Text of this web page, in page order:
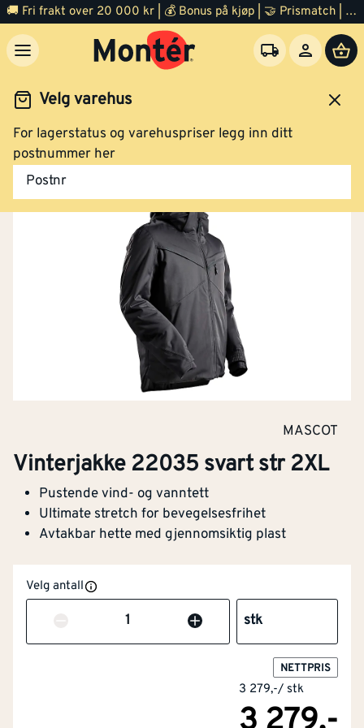
🚚 Fri frakt over 20 000 kr | 💰 Bonus på kjøp | 🤝 Prismatch | ⭐ 100% fornøyd garanti | 🏪 140 byggevarehus
Velg varehus
For lagerstatus og varehuspriser legg inn ditt
postnummer her
Postnr
og verneutstyr
MASCOT
Vinterjakke 22035 svart str 2XL
Pustende vind- og vanntett
Ultimate stretch for bevegelsesfrihet
Avtakbar hette med gjennomsiktig plast
Velg antall
Antall stk
NETTPRIS
3 279,-/ stk